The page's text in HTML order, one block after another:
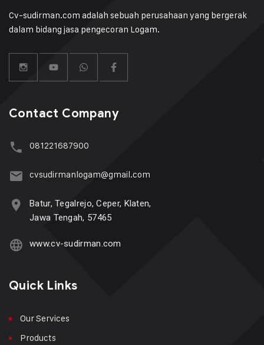
Cv-sudirman.com adalah sebuah perusahaan yang bergerak
dalam bidang jasa pengecoran Logam.
Contact Company
081221687900
cvsudirmanlogam@gmail.com
Batur, Tegalrejo, Ceper, Klaten,
Jawa Tengah, 57465
www.cv-sudirman.com
Quick Links
Our Services
Products